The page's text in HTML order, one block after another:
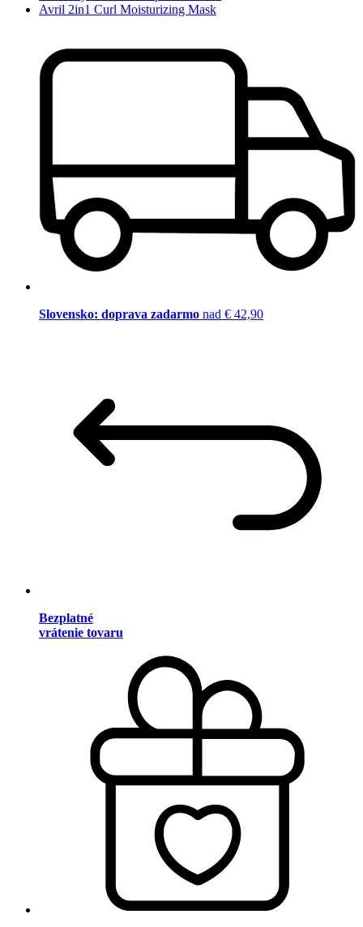
Avril 2in1 Curl Moisturizing Mask
Slovensko: doprava zadarmo nad € 42,90
Bezplatné
vrátenie tovaru